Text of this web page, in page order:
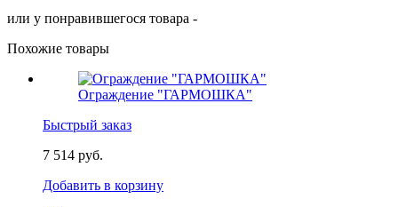
или у понравившегося товара -
Похожие товары
Ограждение "ГАРМОШКА"
Быстрый заказ
7 514 руб.
Добавить в корзину